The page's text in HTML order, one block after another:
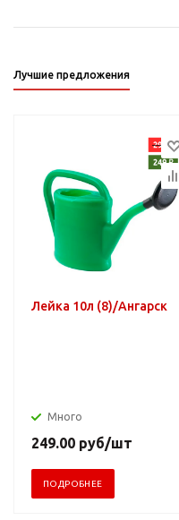
Лучшие предложения
Лейка 10л (8)/Ангарск
Много
249.00 руб/шт
ПОДРОБНЕЕ